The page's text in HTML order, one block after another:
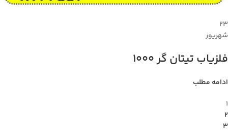
۲۳
شهریور
فلزیاب تیتان گر 1000
ادامه مطلب
1
2
3